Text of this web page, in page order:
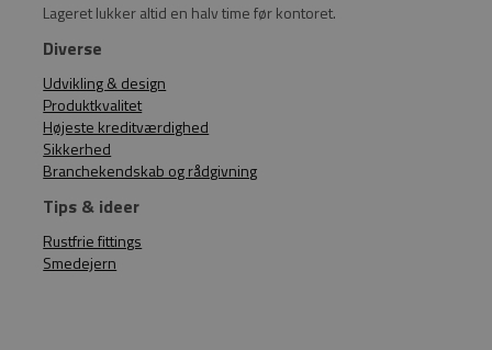
Lageret lukker altid en halv time før kontoret.
Diverse
Udvikling & design
Produktkvalitet
Højeste kreditværdighed
Sikkerhed
Branchekendskab og rådgivning
Tips & ideer
Rustfrie fittings
Smedejern